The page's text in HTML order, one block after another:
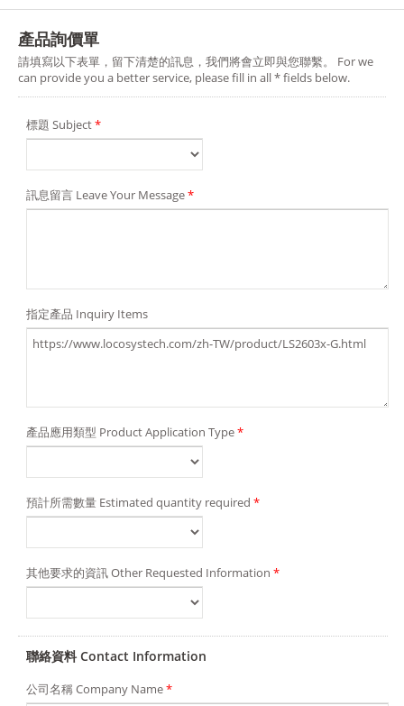
產品詢價單
請填寫以下表單，留下清楚的訊息，我們將會立即與您聯繫。 For we
can provide you a better service, please fill in all * fields below.
標題 Subject*
訊息留言 Leave Your Message*
指定產品 Inquiry Items
產品應用類型 Product Application Type*
預計所需數量 Estimated quantity required *
其他要求的資訊 Other Requested Information *
聯絡資料 Contact Information
公司名稱 Company Name*